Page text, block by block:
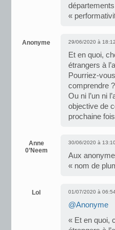
«
Anonyme 29/06/2020 à
Et en quoi,
étrangers à
Pourriez-
comprendre
Ou ni l’un ni
objective de
prochaine
Anne
0’Neem
30/06/2020 à
Aux
« nom de
Lol 01/07/2020 à
@Anonyme
« Et en quoi,